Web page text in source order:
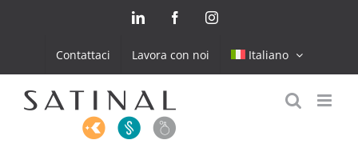
LinkedIn FacebookInstagram
Contattaci Lavora con noi Italiano